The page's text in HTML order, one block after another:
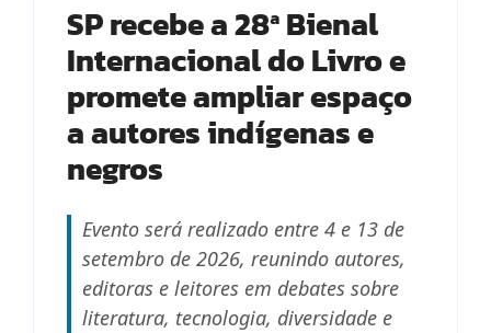
SP recebe a 28ª Bienal
Internacional do Livro e
promete ampliar espaço
a autores indígenas e
negros
Evento será realizado entre 4 e 13 de
setembro de 2026, reunindo autores,
editoras e leitores em debates sobre
literatura, tecnologia, diversidade e